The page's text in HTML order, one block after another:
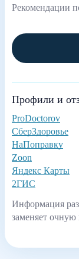
Рекомендации
Профили и
ProDoctorov
СберЗдоровье
НаПоправку
Zoon
Яндекс Карты
2ГИС
Информация
заменяет очную